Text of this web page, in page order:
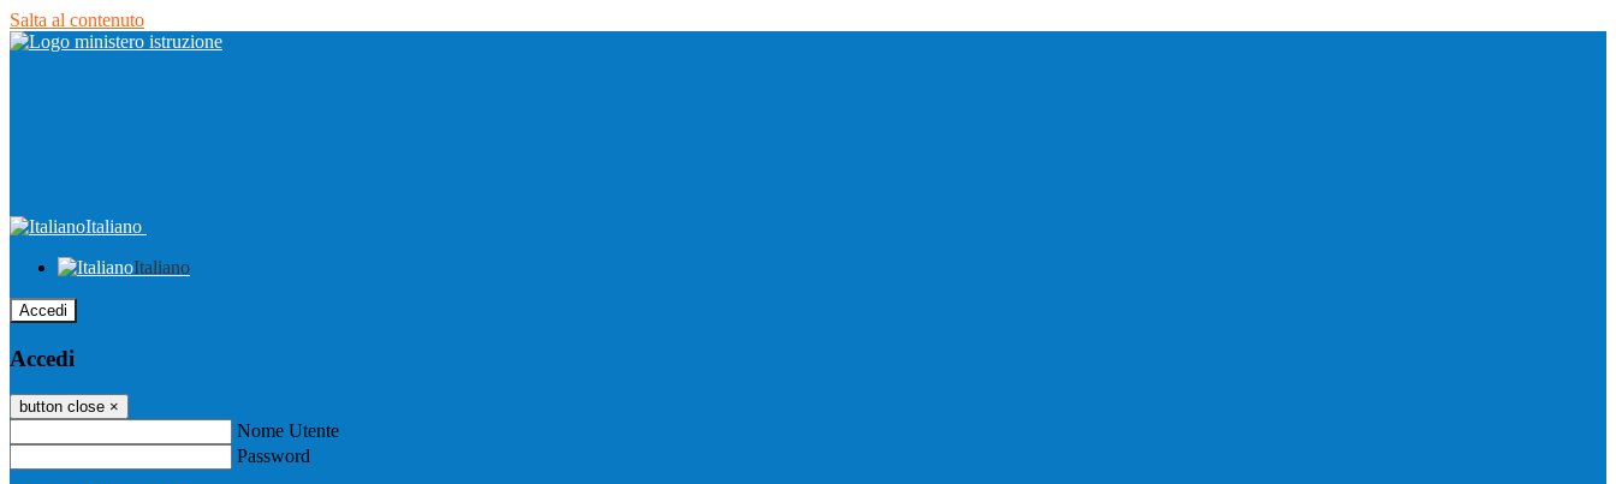
Salta al contenuto
Italiano
Italiano
Accedi
Accedi
button close ×
Nome Utente
Password